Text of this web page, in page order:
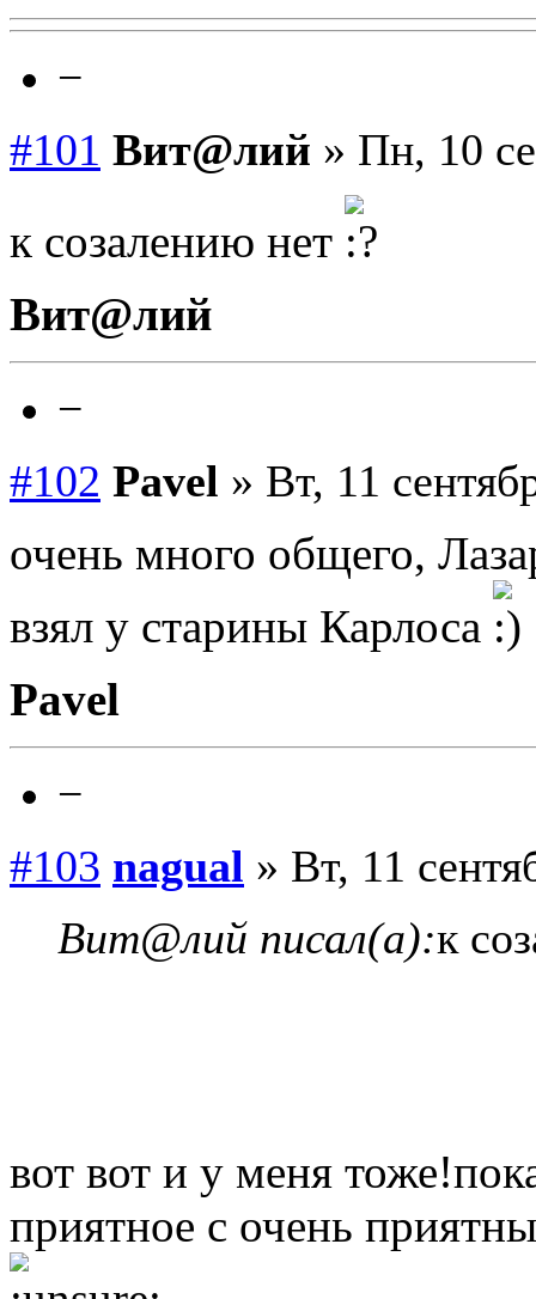
−
#101 Вит@лий » Пн, 10
к созалению нет
Вит@лий
−
#102 Pavel » Вт, 11
очень много общего,
взял у старины Карлоса
Pavel
−
#103 nagual » Вт, 11
Вит@лий писал(а):к
вот вот и у меня
приятное с очень